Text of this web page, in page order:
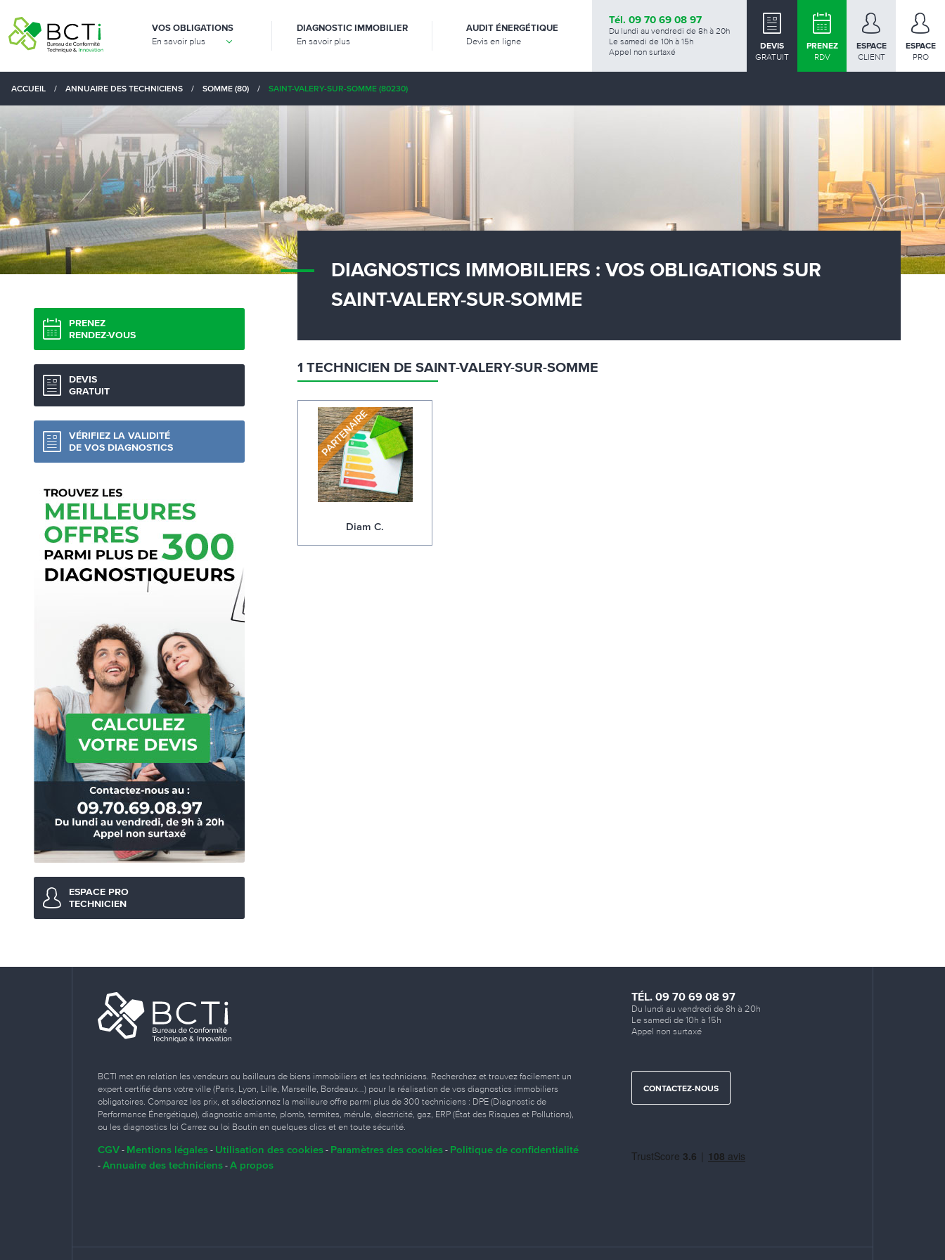
VOS OBLIGATIONS
En savoir plus
DIAGNOSTIC IMMOBILIER
En savoir plus
AUDIT ÉNERGÉTIQUE
Devis en ligne
Tél. 09 70 69 08 97
Du lundi au vendredi de 8h à 20h
Le samedi de 10h à 15h
Appel non surtaxé
DEVIS
GRATUIT
PRENEZ
RDV
ESPACE
CLIENT
ESPACE
PRO
ACCUEIL / ANNUAIRE DES TECHNICIENS / SOMME (80) / SAINT-VALERY-SUR-SOMME (80230)
PRENEZ
RENDEZ-VOUS
DEVIS
GRATUIT
VÉRIFIEZ LA VALIDITÉ
DE VOS DIAGNOSTICS
ESPACE PRO
TECHNICIEN
DIAGNOSTICS IMMOBILIERS : VOS OBLIGATIONS SUR
SAINT-VALERY-SUR-SOMME
1 TECHNICIEN DE SAINT-VALERY-SUR-SOMME
Diam C.
BCTI met en relation les vendeurs ou bailleurs de biens immobiliers et les techniciens. Recherchez et trouvez facilement un
expert certifié dans votre ville (Paris, Lyon, Lille, Marseille, Bordeaux…) pour la réalisation de vos diagnostics immobiliers
obligatoires. Comparez les prix, et sélectionnez la meilleure offre parmi plus de 300 techniciens : DPE (Diagnostic de
Performance Énergétique), diagnostic amiante, plomb, termites, mérule, électricité, gaz, ERP (État des Risques et Pollutions),
ou les diagnostics loi Carrez ou loi Boutin en quelques clics et en toute sécurité.
CGV - Mentions légales - Utilisation des cookies - Paramètres des cookies - Politique de confidentialité
- Annuaire des techniciens - A propos
TÉL. 09 70 69 08 97
Du lundi au vendredi de 8h à 20h
Le samedi de 10h à 15h
Appel non surtaxé
CONTACTEZ-NOUS